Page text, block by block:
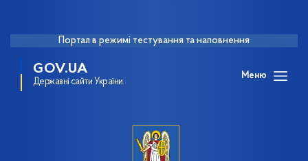
Портал в режимі тестування та наповнення
GOV.UA
Державні сайти України
Меню